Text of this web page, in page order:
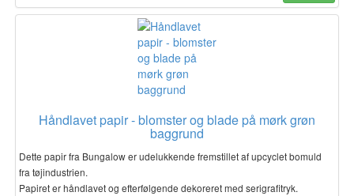
Håndlavet papir - blomster og blade på mørk grøn
baggrund
Dette papir fra Bungalow er udelukkende fremstillet af upcyclet bomuld
fra tøjindustrien.
Papiret er håndlavet og efterfølgende dekoreret med serigrafitryk.